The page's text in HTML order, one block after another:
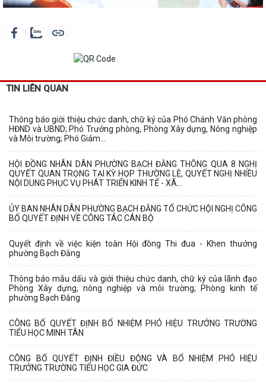
TIN LIÊN QUAN
Thông báo giới thiệu chức danh, chữ ký của Phó Chánh Văn phòng
HĐND và UBND; Phó Trưởng phòng, Phòng Xây dựng, Nông nghiệp
và Môi trường; Phó Giám...
HỘI ĐỒNG NHÂN DÂN PHƯỜNG BẠCH ĐẰNG THÔNG QUA 8 NGHỊ
QUYẾT QUAN TRỌNG TẠI KỲ HỌP THƯỜNG LỆ, QUYẾT NGHỊ NHIỀU
NỘI DUNG PHỤC VỤ PHÁT TRIỂN KINH TẾ - XÃ...
ỦY BAN NHÂN DÂN PHƯỜNG BẠCH ĐẰNG TỔ CHỨC HỘI NGHỊ CÔNG
BỐ QUYẾT ĐỊNH VỀ CÔNG TÁC CÁN BỘ
Quyết định về việc kiện toàn Hội đồng Thi đua - Khen thưởng
phường Bạch Đằng
Thông báo mẫu dấu và giới thiệu chức danh, chữ ký của lãnh đạo
Phòng Xây dựng, nông nghiệp và môi trường; Phòng kinh tế
phường Bạch Đằng
CÔNG BỐ QUYẾT ĐỊNH BỔ NHIỆM PHÓ HIỆU TRƯỞNG TRƯỜNG
TIỂU HỌC MINH TÂN
CÔNG BỐ QUYẾT ĐỊNH ĐIỀU ĐỘNG VÀ BỔ NHIỆM PHÓ HIỆU
TRƯỞNG TRƯỜNG TIỂU HỌC GIA ĐỨC